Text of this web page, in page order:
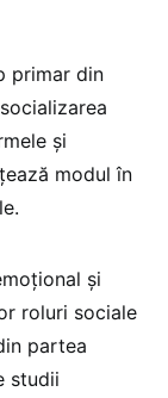
primar din
și
modul în
și
roluri sociale
partea
studii